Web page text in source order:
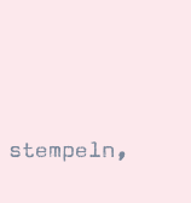
stempeln,